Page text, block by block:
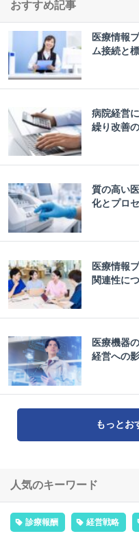
おすすめ記事
医療情報
ム接続と
病院経営
繰り改善
質の高い
化とプロ
医療情報
関連性に
医療機器
経営への
もっとお
人気のキーワード
診療報酬 経営戦略